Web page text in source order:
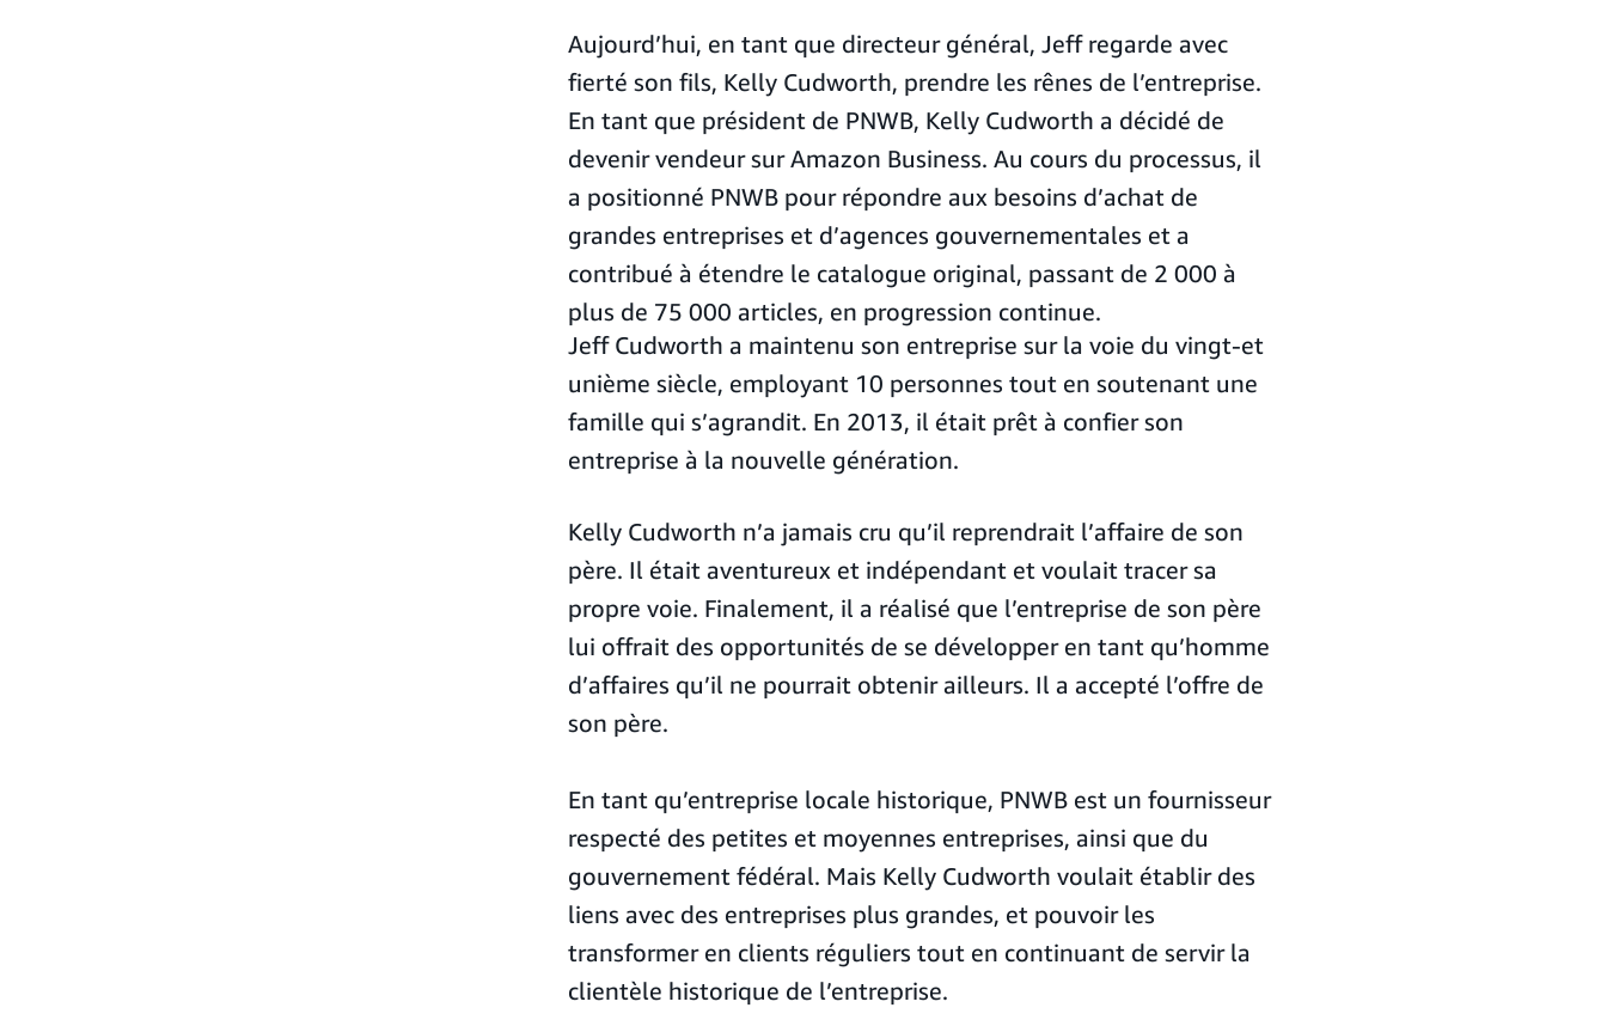
Aujourd’hui, en tant que directeur général, Jeff regarde avec
fierté son fils, Kelly Cudworth, prendre les rênes de l’entreprise.
En tant que président de PNWB, Kelly Cudworth a décidé de
devenir vendeur sur Amazon Business. Au cours du processus, il
a positionné PNWB pour répondre aux besoins d’achat de
grandes entreprises et d’agences gouvernementales et a
contribué à étendre le catalogue original, passant de 2 000 à
plus de 75 000 articles, en progression continue.
Jeff Cudworth a maintenu son entreprise sur la voie du vingt-et
unième siècle, employant 10 personnes tout en soutenant une
famille qui s’agrandit. En 2013, il était prêt à confier son
entreprise à la nouvelle génération.
Kelly Cudworth n’a jamais cru qu’il reprendrait l’affaire de son
père. Il était aventureux et indépendant et voulait tracer sa
propre voie. Finalement, il a réalisé que l’entreprise de son père
lui offrait des opportunités de se développer en tant qu’homme
d’affaires qu’il ne pourrait obtenir ailleurs. Il a accepté l’offre de
son père.
En tant qu’entreprise locale historique, PNWB est un fournisseur
respecté des petites et moyennes entreprises, ainsi que du
gouvernement fédéral. Mais Kelly Cudworth voulait établir des
liens avec des entreprises plus grandes, et pouvoir les
transformer en clients réguliers tout en continuant de servir la
clientèle historique de l’entreprise.